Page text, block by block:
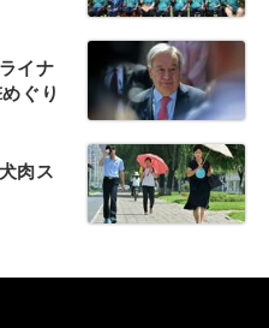
イナ
ぐり
肉ス